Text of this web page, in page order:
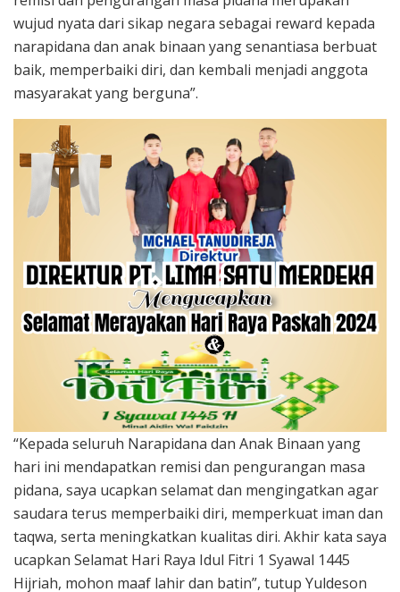
wujud nyata dari sikap negara sebagai reward kepada
narapidana dan anak binaan yang senantiasa berbuat
baik, memperbaiki diri, dan kembali menjadi anggota
masyarakat yang berguna”.
“Kepada seluruh Narapidana dan Anak Binaan yang
hari ini mendapatkan remisi dan pengurangan masa
pidana, saya ucapkan selamat dan mengingatkan agar
saudara terus memperbaiki diri, memperkuat iman dan
taqwa, serta meningkatkan kualitas diri. Akhir kata saya
ucapkan Selamat Hari Raya Idul Fitri 1 Syawal 1445
Hijriah, mohon maaf lahir dan batin”, tutup Yuldeson